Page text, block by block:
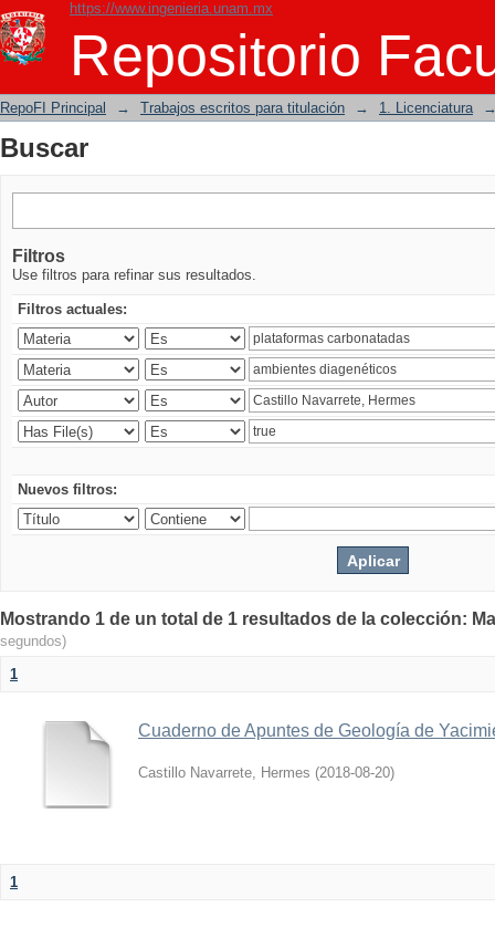
https://www.ingenieria.unam.mx
Repositorio
Buscar
RepoFI Principal → Trabajos escritos para titulación → 1. Licenciatura
Buscar
Filtros
Use filtros para refinar sus resultados.
Filtros actuales:
Nuevos filtros:
Mostrando 1 de un total de 1 resultados de la colección:
segundos)
1
Cuaderno de Apuntes de Geología de
Castillo Navarrete, Hermes (2018-08-20)
1